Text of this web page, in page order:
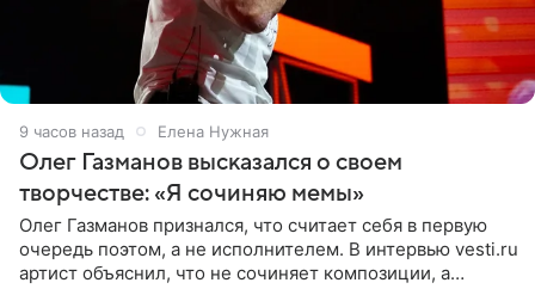
9 часов назад Елена Нужная
Олег Газманов высказался о своем
творчестве: «Я сочиняю мемы»
Олег Газманов признался, что считает себя в первую
очередь поэтом, а не исполнителем. В интервью vesti.ru
артист объяснил, что не сочиняет композиции, а